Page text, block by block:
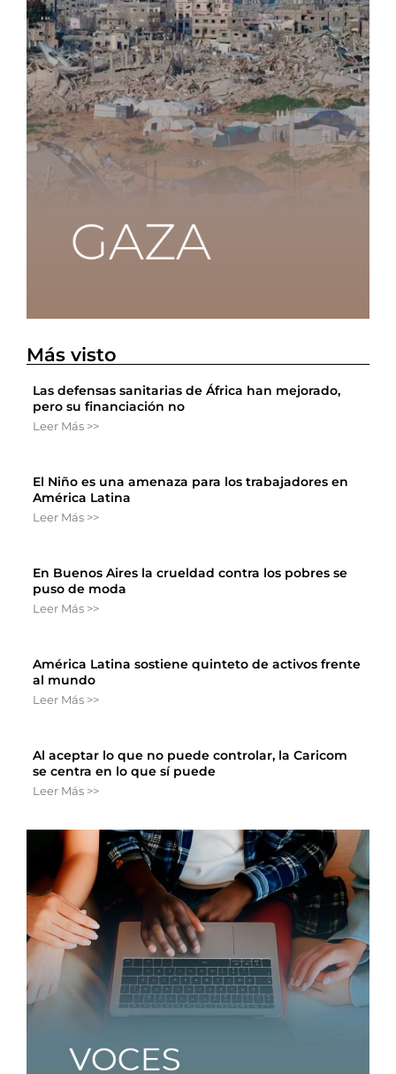
Más visto
Las defensas sanitarias de África han mejorado,
pero su financiación no
Leer Más >>
El Niño es una amenaza para los trabajadores en
América Latina
Leer Más >>
En Buenos Aires la crueldad contra los pobres se
puso de moda
Leer Más >>
América Latina sostiene quinteto de activos frente
al mundo
Leer Más >>
Al aceptar lo que no puede controlar, la Caricom
se centra en lo que sí puede
Leer Más >>